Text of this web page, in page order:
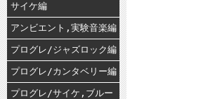
サイケ編
アンビエント,実験音楽編
プログレ/ジャズロック編
プログレ/カンタベリー編
プログレ/サイケ,ブルー